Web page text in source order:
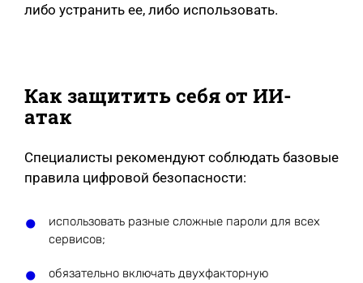
либо устранить ее, либо использовать.
Как защитить себя от ИИ-
атак
Специалисты рекомендуют соблюдать базовые
правила цифровой безопасности:
использовать разные сложные пароли для всех
сервисов;
обязательно включать двухфакторную